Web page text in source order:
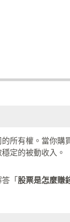
所有權。當你購
定的被動收入。
答「 股票是怎麼賺